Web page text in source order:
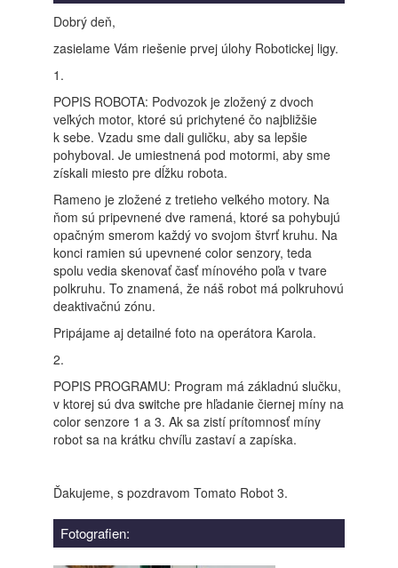
Dobrý deň,
zasielame Vám riešenie prvej úlohy Robotickej ligy.
1.
POPIS ROBOTA: Podvozok je zložený z dvoch
veľkých motor, ktoré sú prichytené čo najbližšie
k sebe. Vzadu sme dali guličku, aby sa lepšie
pohyboval. Je umiestnená pod motormi, aby sme
získali miesto pre dĺžku robota.
Rameno je zložené z tretieho veľkého motory. Na
ňom sú pripevnené dve ramená, ktoré sa pohybujú
opačným smerom každý vo svojom štvrť kruhu. Na
konci ramien sú upevnené color senzory, teda
spolu vedia skenovať časť mínového poľa v tvare
polkruhu. To znamená, že náš robot má polkruhovú
deaktivačnú zónu.
Pripájame aj detailné foto na operátora Karola.
2.
POPIS PROGRAMU: Program má základnú slučku,
v ktorej sú dva switche pre hľadanie čiernej míny na
color senzore 1 a 3. Ak sa zistí prítomnosť míny
robot sa na krátku chvíľu zastaví a zapíska.
Ďakujeme, s pozdravom Tomato Robot 3.
Fotografien: